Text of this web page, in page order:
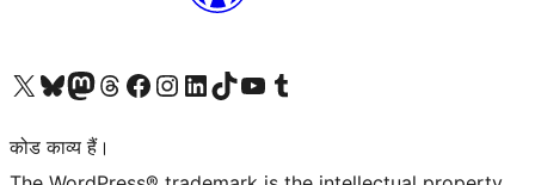
Visit our X (formerly Twitter) account
हमारे बलुस्की खाते पर जाएँVisit our Mastodon account
हमारे थ्रेड्स अकाउंट पर जाएंहमारे फेसबुक पेज पर जाएँहमारे इंस्टाग्राम अकाउंट पर जाएंहमारे लिंक्डइन खाते पर जाएँहमारे टिकटॉक खाते पर जाएँहमारे यूट्यूब चैनल पर जाएंहमारे Tumblr खाते पर जाएँ
कोड काव्य हैं।